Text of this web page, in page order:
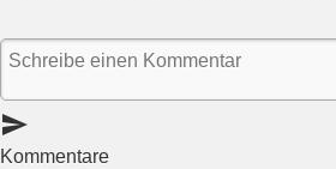
send
Kommentare